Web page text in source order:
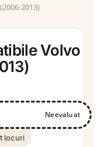
2013)
Volvo
Neevaluat
locuri